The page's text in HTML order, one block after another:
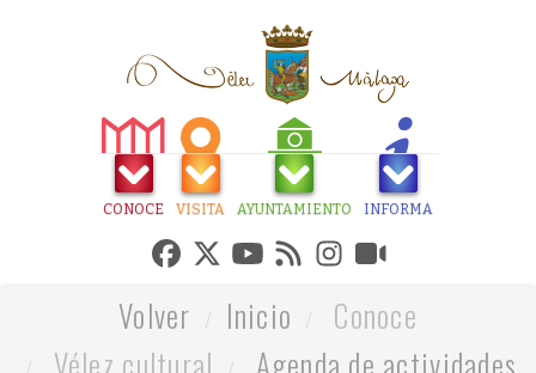
CONOCE VISITA AYUNTAMIENTO INFORMA
Volver Inicio
Conoce
Vélez cultural
Agenda de actividades